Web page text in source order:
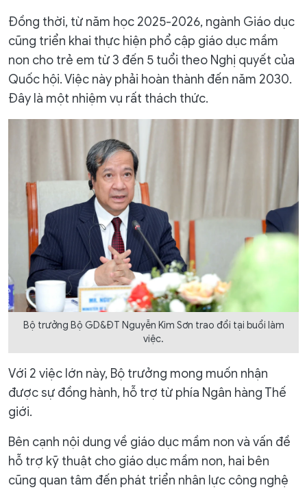
Đồng thời, từ năm học 2025-2026, ngành Giáo dục
cũng triển khai thực hiện phổ cập giáo dục mầm
non cho trẻ em từ 3 đến 5 tuổi theo Nghị quyết của
Quốc hội. Việc này phải hoàn thành đến năm 2030.
Đây là một nhiệm vụ rất thách thức.
Bộ trưởng Bộ GD&ĐT Nguyễn Kim Sơn trao đổi tại buổi làm
việc.
Với 2 việc lớn này, Bộ trưởng mong muốn nhận
được sự đồng hành, hỗ trợ từ phía Ngân hàng Thế
giới.
Bên cạnh nội dung về giáo dục mầm non và vấn đề
hỗ trợ kỹ thuật cho giáo dục mầm non, hai bên
cũng quan tâm đến phát triển nhân lực công nghệ